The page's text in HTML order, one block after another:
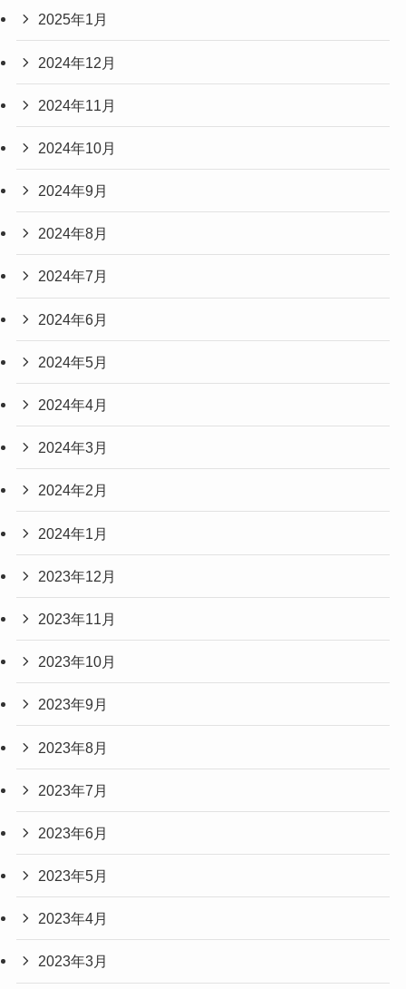
2025年1月
2024年12月
2024年11月
2024年10月
2024年9月
2024年8月
2024年7月
2024年6月
2024年5月
2024年4月
2024年3月
2024年2月
2024年1月
2023年12月
2023年11月
2023年10月
2023年9月
2023年8月
2023年7月
2023年6月
2023年5月
2023年4月
2023年3月